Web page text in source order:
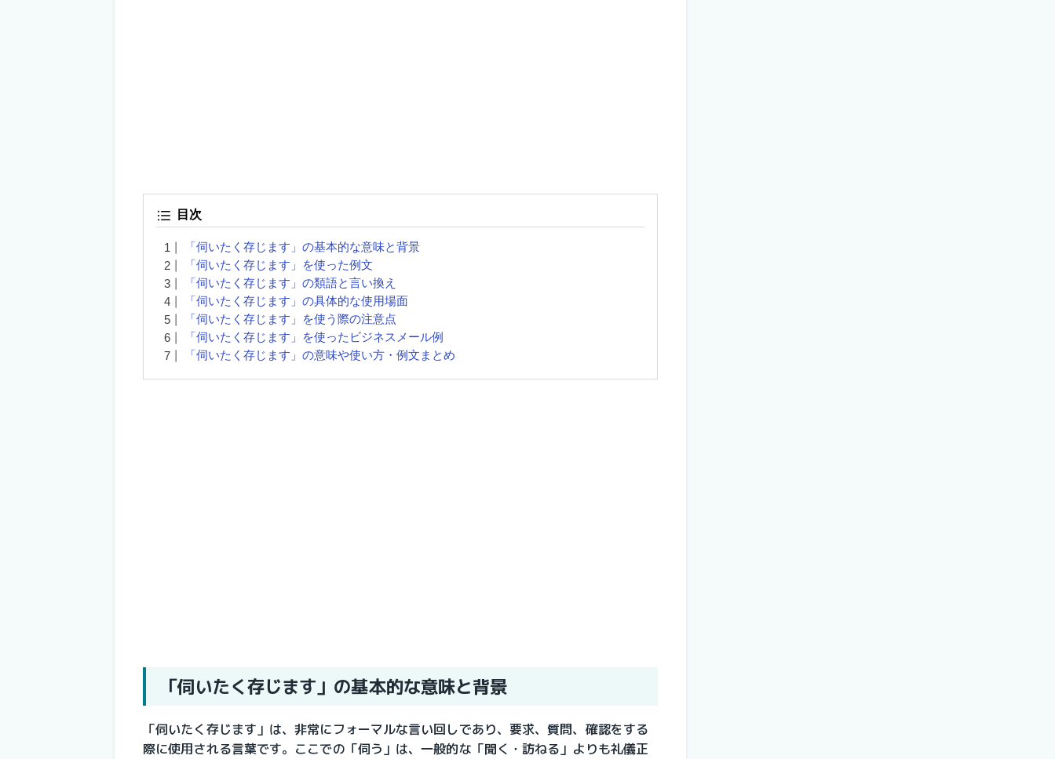
目次
「伺いたく存じます」の基本的な意味と背景
「伺いたく存じます」を使った例文
「伺いたく存じます」の類語と言い換え
「伺いたく存じます」の具体的な使用場面
「伺いたく存じます」を使う際の注意点
「伺いたく存じます」を使ったビジネスメール例
「伺いたく存じます」の意味や使い方・例文まとめ
「伺いたく存じます」の基本的な意味と背景
「伺いたく存じます」は、非常にフォーマルな言い回しであり、要求、質問、確認をする
際に使用される言葉です。ここでの「伺う」は、一般的な「聞く・訪ねる」よりも礼儀正